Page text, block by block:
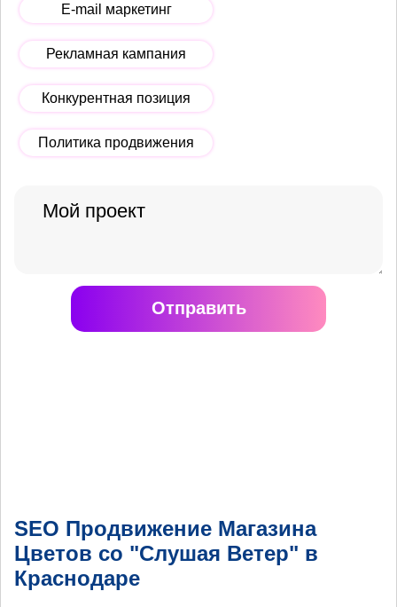
E-mail маркетинг
Рекламная кампания
Конкурентная позиция
Политика продвижения
Отправить
SEO Продвижение Магазина
Цветов со "Слушая Ветер" в
Краснодаре